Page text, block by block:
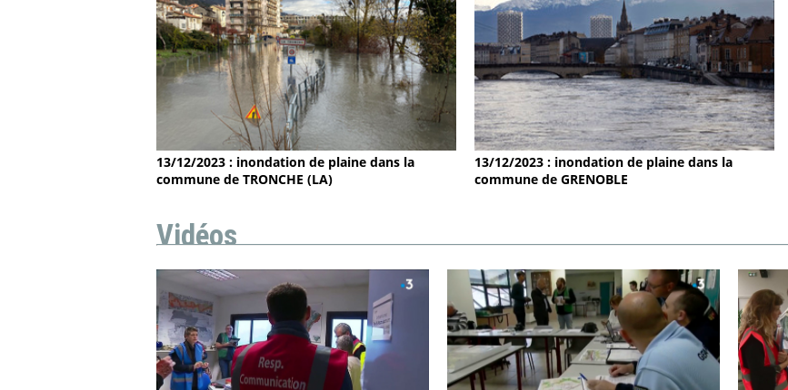
13/12/2023 : inondation de plaine dans la
commune de TRONCHE (LA)
13/12/2023 : inondation de plaine dans la
commune de GRENOBLE
Vidéos